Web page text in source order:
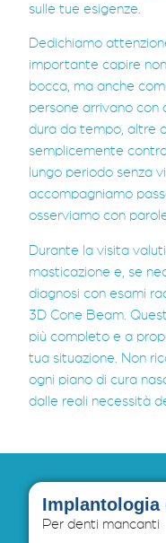
sulle tue esigenze.
Dedichiamo
importante capire
bocca, ma anche
persone arrivano con
dura da tempo, altre
semplicemente
lungo periodo senza
accompagniamo
osserviamo con
Durante la visita
masticazione e, se
diagnosi con esami
3D Cone Beam.
più completo e a
tua situazione. Non
ogni piano di cura
dalle reali necessità
Implantologia
Per denti mancanti